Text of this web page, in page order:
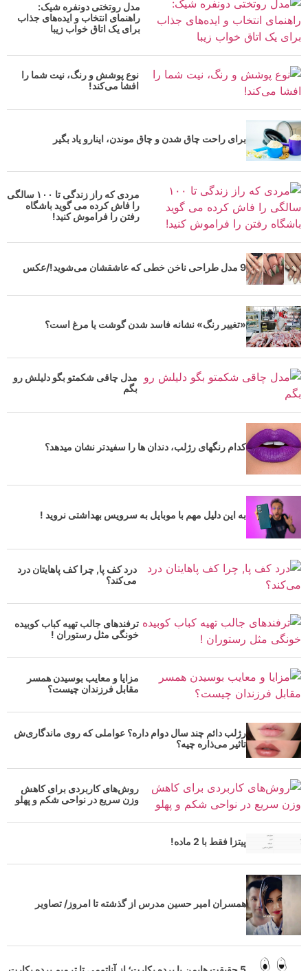
مدل روتختی دونفره شیک:
راهنمای انتخاب و ایده‌های جذاب
برای یک اتاق خواب زیبا
نوع پوشش و رنگ، نیت شما را
افشا می‌کند!
برای راحت چاق شدن و چاق موندن، اینارو یاد بگیر
مردی که راز زندگی تا ۱۰۰ سالگی
را فاش کرده می گوید باشگاه
رفتن را فراموش کنید!
9 مدل طراحی ناخن خطی که عاشقشان می‌شوید!/عکس
«تغییر رنگ» نشانه فاسد شدن گوشت یا مرغ است؟
مدل چاقی شکمتو بگو دلیلش رو
بگم
کدام رنگهای رژلب، دندان ها را سفیدتر نشان میدهد؟
به این دلیل مهم با موبایل به سرویس بهداشتی نروید !
درد کف پا, چرا کف پاهایتان درد
می‌کند؟
ترفندهای جالب تهیه کباب کوبیده
خونگی مثل رستوران !
مزایا و معایب بوسیدن همسر
مقابل فرزندان چیست؟
رژلب دائم چند سال دوام داره؟ عواملی که روی ماندگاری‌ش
تاثیر می‌ذاره چیه؟
روش‌های کاربردی برای کاهش
وزن سریع در نواحی شکم و پهلو
پیتزا فقط با 2 ماده!
همسران امیر حسین مدرس از گذشته تا امروز/ تصاویر